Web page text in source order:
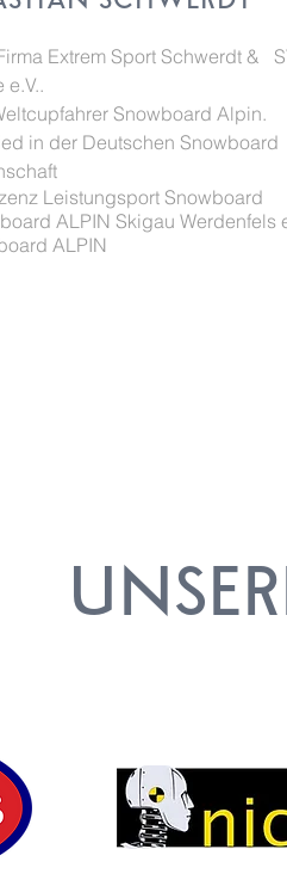
Extrem Sport Schwerdt &
e.V..
Snowboard Alpin.
in der Deutschen Snowboard
Leistungsport Snowboard
ALPIN Skigau Werdenfels
ALPIN